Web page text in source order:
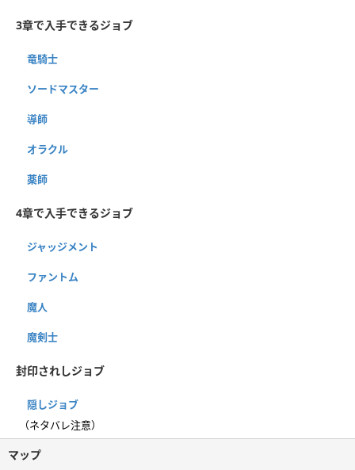
3章で入手できるジョブ
竜騎士
ソードマスター
導師
オラクル
薬師
4章で入手できるジョブ
ジャッジメント
ファントム
魔人
魔剣士
封印されしジョブ
隠しジョブ
（ネタバレ注意）
マップ